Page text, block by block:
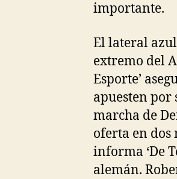
importante.
El lateral
extremo del
Esporte’
apuesten por
marcha de
oferta en dos
informa ‘De
alemán.